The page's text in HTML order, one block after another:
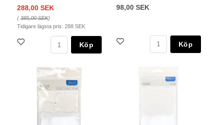
288,00 SEK
(385,00 SEK)
Tidigare lägsta pris: 288 SEK
Köp
98,00 SEK
Köp